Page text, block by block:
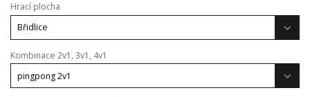
Hrací plocha
Kombinace 2v1, 3v1, 4v1